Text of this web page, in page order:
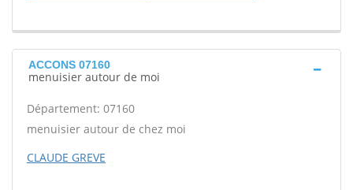
ACCONS 07160
menuisier autour de moi
Département: 07160
menuisier autour de chez moi
CLAUDE GREVE